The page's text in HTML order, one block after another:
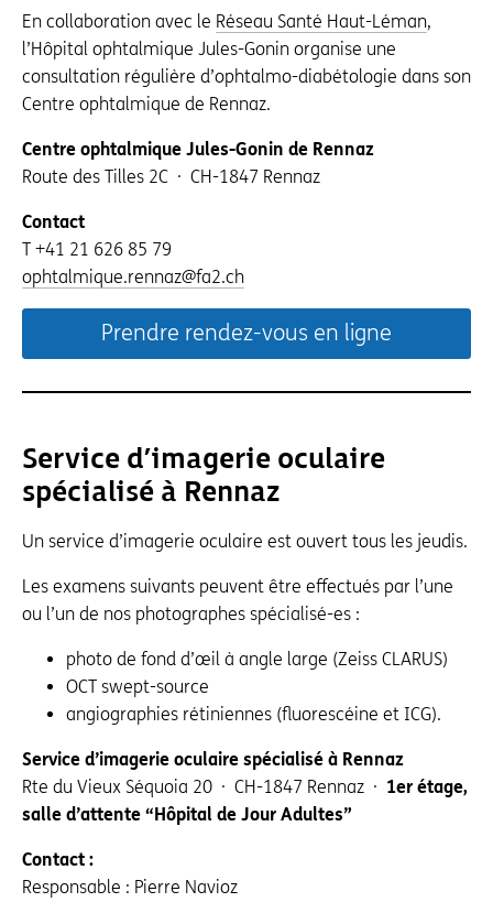
En collaboration avec le Réseau Santé Haut-Léman,
l’Hôpital ophtalmique Jules-Gonin organise une
consultation régulière d’ophtalmo-diabétologie dans son
Centre ophtalmique de Rennaz.
Centre ophtalmique Jules-Gonin de Rennaz
Route des Tilles 2C · CH-1847 Rennaz
Contact
T +41 21 626 85 79
ophtalmique.rennaz@fa2.ch
Prendre rendez-vous en ligne
Service d’imagerie oculaire
spécialisé à Rennaz
Un service d’imagerie oculaire est ouvert tous les jeudis.
Les examens suivants peuvent être effectués par l’une
ou l’un de nos photographes spécialisé-es :
photo de fond d’œil à angle large (Zeiss CLARUS)
OCT swept-source
angiographies rétiniennes (fluorescéine et ICG).
Service d’imagerie oculaire spécialisé à Rennaz
Rte du Vieux Séquoia 20 · CH-1847 Rennaz · 1er étage,
salle d’attente “Hôpital de Jour Adultes”
Contact :
Responsable : Pierre Navioz